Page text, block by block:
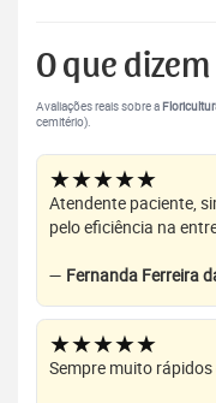
O que
Avaliações reais sobre a
cemitério).
★★★★★
Atendente paciente,
pelo eficiência na
— Fernanda Ferreira
★★★★★
Sempre muito